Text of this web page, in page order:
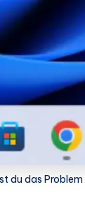
du das Problem